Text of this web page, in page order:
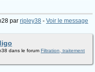
par ripley38 - Voir le message
dans le forum Filtration, traitement